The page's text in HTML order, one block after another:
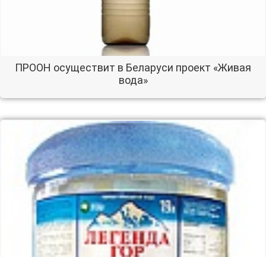
ПРООН осуществит в Беларуси проект «Живая
вода»